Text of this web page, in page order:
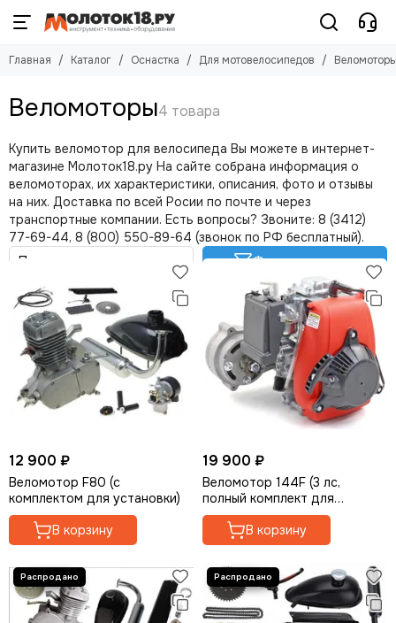
Оснастка
Для триммеров
Для мотобуров
Для мотобуксировщиков
Для мотопомп
Для снегоуборщиков
Для моек высокого давления
Для насосов
Для сварочного оборудования
Для строительного оборудования
Для пылесосов
Для минитракторов
Для тележек
Для мотовелосипедов
Для мотовелосипедов
Цепи привода
Для компрессоров
Для электрогенераторов
Для гусеничных приставок
Для двигателей
Для торцовочных пил
Главная Каталог Оснастка Для мотовелосипедов
Веломоторы
Купить веломотор для велосипеда Вы можете в интернет-
магазине Молоток18.ру На сайте собрана информация о
веломоторах, их характеристики, описания, фото и отзывы
на них. Доставка по всей Росии по почте и через
транспортные компании. Есть вопросы? Звоните: 8 (3412)
77-69-44, 8 (800) 550-89-64 (звонок по РФ бесплатный).
Фильтр товаров
12 900 ₽
Веломотор F80 (с
комплектом для установки)
В корзину
19 900 ₽
Веломотор 144F (3 лс,
полный комплект для
установки, ременной
редуктор, 4-тактный)
В корзину